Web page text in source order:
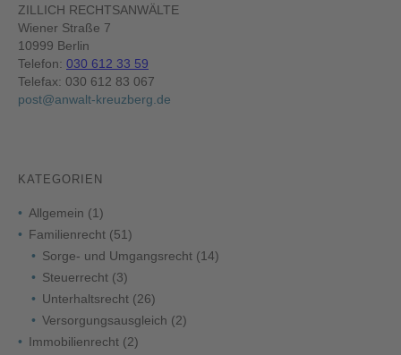
ZILLICH RECHTSANWÄLTE
Wiener Straße 7
10999 Berlin
Telefon: 030 612 33 59
Telefax: 030 612 83 067
post@anwalt-kreuzberg.de
KATEGORIEN
Allgemein (1)
Familienrecht (51)
Sorge- und Umgangsrecht (14)
Steuerrecht (3)
Unterhaltsrecht (26)
Versorgungsausgleich (2)
Immobilienrecht (2)